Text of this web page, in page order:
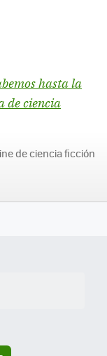
hasta la
de ciencia
de ciencia ficción